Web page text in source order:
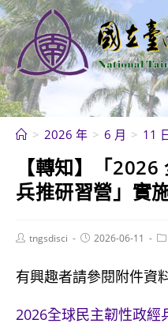
跳
轉
至
主
要
內
> 2026 年 > 6 月 > 11
【轉知】「
兵推研習營」實
Posttngsdisci
Post2026-06-11
有興趣者請參閱附件資
2026全球民主韌性政經